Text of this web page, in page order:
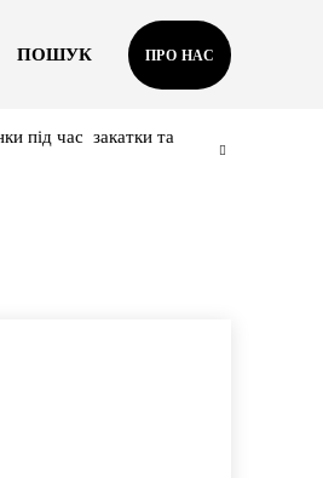
ПОШУК ПРО НАС
під час закатки та